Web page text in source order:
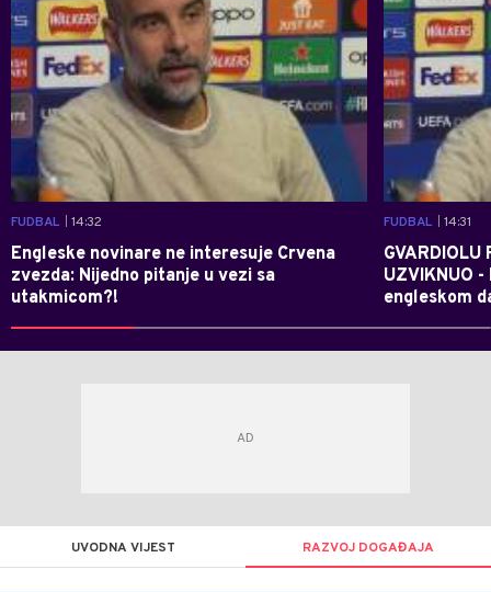
FUDBAL | 14:32
Engleske novinare ne interesuje Crvena
zvezda: Nijedno pitanje u vezi sa
utakmicom?!
FUDBAL | 14:31
GVARDIOLU
UZVIKNUO
engleskom
UVODNA VIJEST RAZVOJ DOGAĐAJA